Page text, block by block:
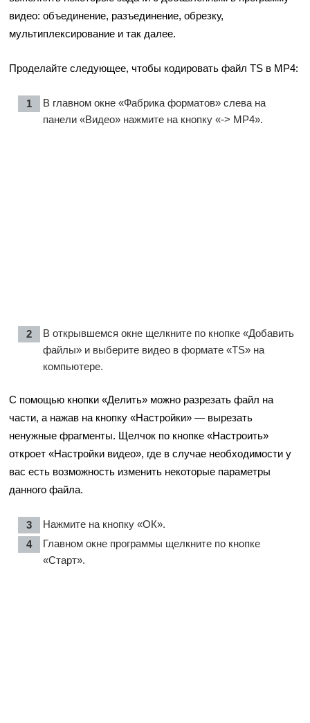
видео: объединение, разъединение, обрезку,
мультиплексирование и так далее.
Проделайте следующее, чтобы кодировать файл TS в MP4:
В главном окне «Фабрика форматов» слева на
панели «Видео» нажмите на кнопку «-> MP4».
В открывшемся окне щелкните по кнопке «Добавить
файлы» и выберите видео в формате «TS» на
компьютере.
С помощью кнопки «Делить» можно разрезать файл на
части, а нажав на кнопку «Настройки» — вырезать
ненужные фрагменты. Щелчок по кнопке «Настроить»
откроет «Настройки видео», где в случае необходимости у
вас есть возможность изменить некоторые параметры
данного файла.
Нажмите на кнопку «ОК».
Главном окне программы щелкните по кнопке
«Старт».